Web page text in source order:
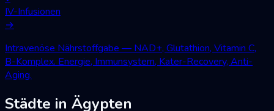
IV-Infusionen
→
Intravenöse Nährstoffgabe — NAD+, Glutathion, Vitamin C,
B-Komplex. Energie, Immunsystem, Kater-Recovery, Anti-
Aging.
Städte in Ägypten